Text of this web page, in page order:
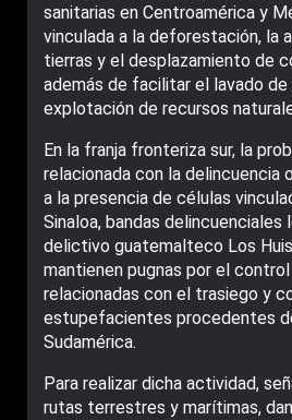
sanitarias en Centroamérica y
vinculada a la deforestación, la
tierras y el desplazamiento de
además de facilitar el lavado de
explotación de recursos
En la franja fronteriza sur, la
relacionada con la delincuencia
a la presencia de células
Sinaloa, bandas delincuenciales
delictivo guatemalteco Los
mantienen pugnas por el
relacionadas con el trasiego y
estupefacientes procedentes
Sudamérica.
Para realizar dicha actividad,
rutas terrestres y marítimas,